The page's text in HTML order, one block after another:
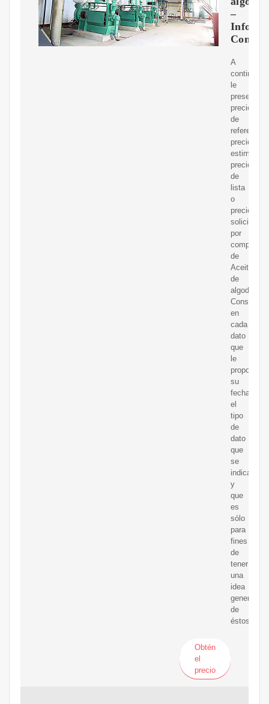
–
A
le
precios
de
referencia,
precio
estimado,
precios
de
lista
o
precios
solicitados
por
de
Aceite
de
algodón.
Considerar
en
cada
dato
que
le
su
fecha,
el
tipo
de
dato
que
se
indica
y
que
es
sólo
para
fines
de
tener
una
idea
general
de
éstos.
Obtén
el
precio